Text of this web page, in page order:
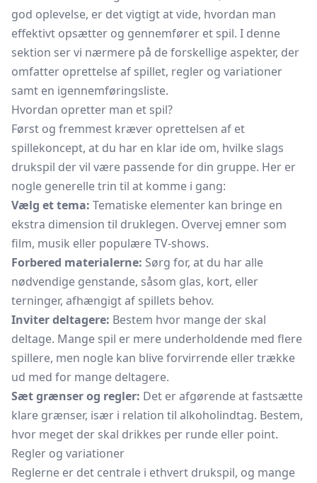
god oplevelse, er det vigtigt at vide, hvordan man
effektivt opsætter og gennemfører et spil. I denne
sektion ser vi nærmere på de forskellige aspekter, der
omfatter oprettelse af spillet, regler og variationer
samt en igennemføringsliste.
Hvordan opretter man et spil?
Først og fremmest kræver oprettelsen af et
spillekoncept, at du har en klar ide om, hvilke slags
drukspil der vil være passende for din gruppe. Her er
nogle generelle trin til at komme i gang:
Vælg et tema: Tematiske elementer kan bringe en
ekstra dimension til druklegen. Overvej emner som
film, musik eller populære TV-shows.
Forbered materialerne: Sørg for, at du har alle
nødvendige genstande, såsom glas, kort, eller
terninger, afhængigt af spillets behov.
Inviter deltagere: Bestem hvor mange der skal
deltage. Mange spil er mere underholdende med flere
spillere, men nogle kan blive forvirrende eller trække
ud med for mange deltagere.
Sæt grænser og regler: Det er afgørende at fastsætte
klare grænser, især i relation til alkoholindtag. Bestem,
hvor meget der skal drikkes per runde eller point.
Regler og variationer
Reglerne er det centrale i ethvert drukspil, og mange